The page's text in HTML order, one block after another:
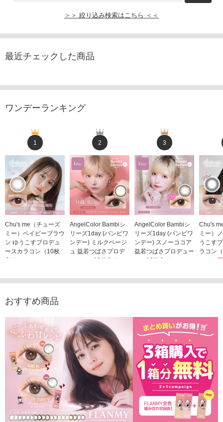
＞＞ 絞り込み検索はこちら ＜＜
最近チェックした商品
ワンデーランキング
1
Chu's me（チューズ
ミー）ベイビーブラウ
ン ゆうこすプロデュ
ースカラコン（10枚
入り）
2
AngelColor Bambiシ
リーズ1day (バンビワ
ンデー) ミルクベージ
ュ 益若つばさプロデ
ュース（10枚入り）
3
AngelColor Bambiシ
リーズ1day (バンビワ
ンデー) スノーココア
益若つばさプロデュー
ス（10枚入り）
Chu's
ミー）
うこす
ラコン
1,705
おすすめ商品